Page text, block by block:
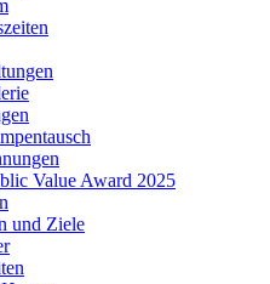
Value Award 2025
und Ziele